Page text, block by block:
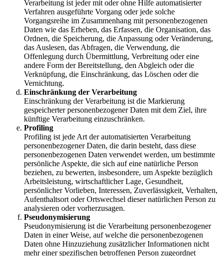
Verarbeitung ist jeder mit oder ohne Hilfe automatisierter
Verfahren ausgeführte Vorgang oder jede solche
Vorgangsreihe im Zusammenhang mit personenbezogenen
Daten wie das Erheben, das Erfassen, die Organisation, das
Ordnen, die Speicherung, die Anpassung oder Veränderung,
das Auslesen, das Abfragen, die Verwendung, die
Offenlegung durch Übermittlung, Verbreitung oder eine
andere Form der Bereitstellung, den Abgleich oder die
Verknüpfung, die Einschränkung, das Löschen oder die
Vernichtung.
Einschränkung der Verarbeitung
Einschränkung der Verarbeitung ist die Markierung
gespeicherter personenbezogener Daten mit dem Ziel, ihre
künftige Verarbeitung einzuschränken.
Profiling
Profiling ist jede Art der automatisierten Verarbeitung
personenbezogener Daten, die darin besteht, dass diese
personenbezogenen Daten verwendet werden, um bestimmte
persönliche Aspekte, die sich auf eine natürliche Person
beziehen, zu bewerten, insbesondere, um Aspekte bezüglich
Arbeitsleistung, wirtschaftlicher Lage, Gesundheit,
persönlicher Vorlieben, Interessen, Zuverlässigkeit, Verhalten,
Aufenthaltsort oder Ortswechsel dieser natürlichen Person zu
analysieren oder vorherzusagen.
Pseudonymisierung
Pseudonymisierung ist die Verarbeitung personenbezogener
Daten in einer Weise, auf welche die personenbezogenen
Daten ohne Hinzuziehung zusätzlicher Informationen nicht
mehr einer spezifischen betroffenen Person zugeordnet